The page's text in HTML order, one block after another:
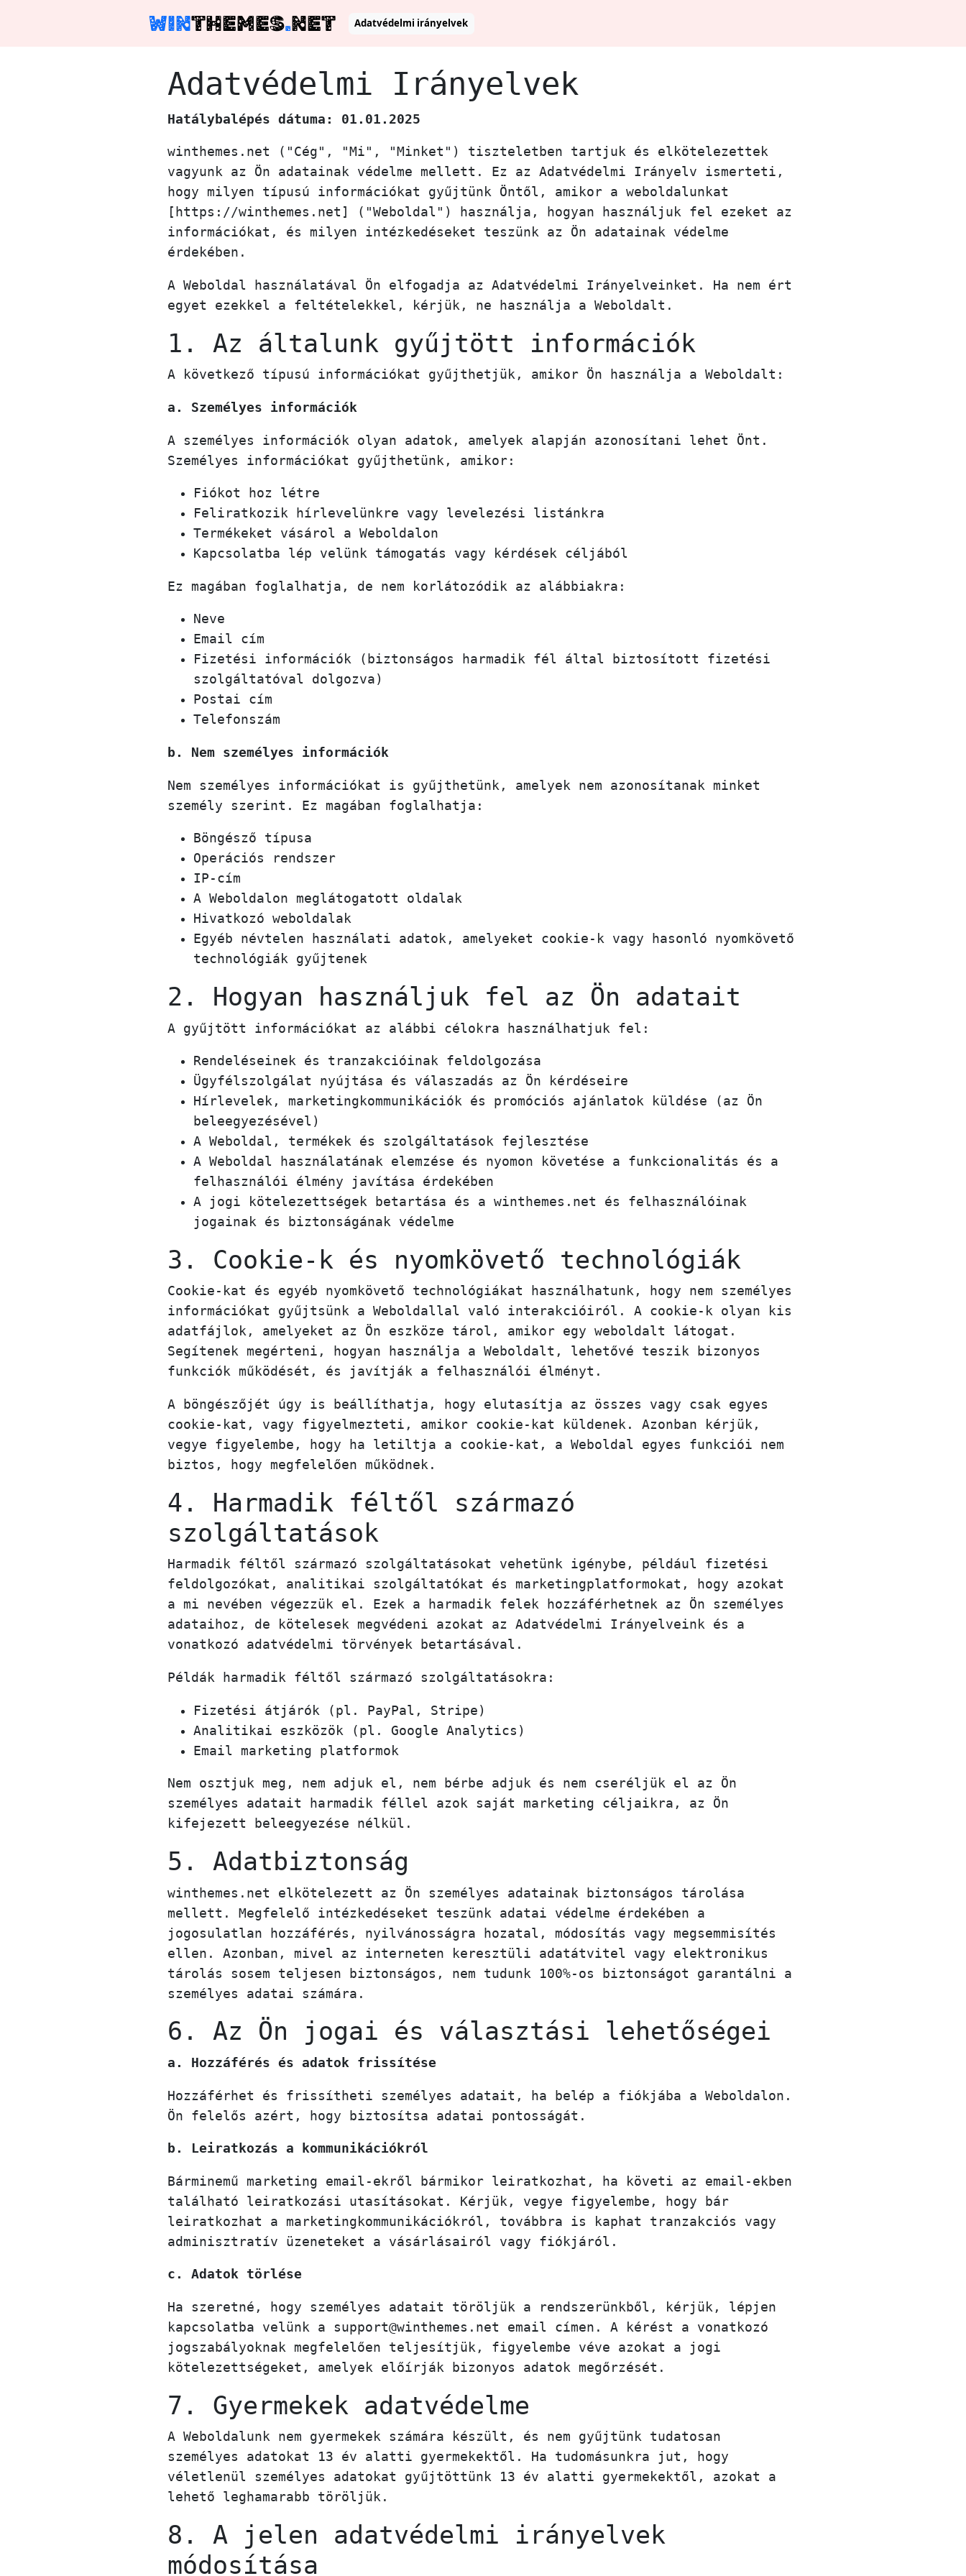
WINTHEMES.NET Adatvédelmi irányelvek
Adatvédelmi Irányelvek
Hatálybalépés dátuma: 01.01.2025
winthemes.net ("Cég", "Mi", "Minket") tiszteletben tartjuk és elkötelezettek
vagyunk az Ön adatainak védelme mellett. Ez az Adatvédelmi Irányelv ismerteti,
hogy milyen típusú információkat gyűjtünk Öntől, amikor a weboldalunkat
[https://winthemes.net] ("Weboldal") használja, hogyan használjuk fel ezeket az
információkat, és milyen intézkedéseket teszünk az Ön adatainak védelme
érdekében.
A Weboldal használatával Ön elfogadja az Adatvédelmi Irányelveinket. Ha nem ért
egyet ezekkel a feltételekkel, kérjük, ne használja a Weboldalt.
1. Az általunk gyűjtött információk
A következő típusú információkat gyűjthetjük, amikor Ön használja a Weboldalt:
a. Személyes információk
A személyes információk olyan adatok, amelyek alapján azonosítani lehet Önt.
Személyes információkat gyűjthetünk, amikor:
Fiókot hoz létre
Feliratkozik hírlevelünkre vagy levelezési listánkra
Termékeket vásárol a Weboldalon
Kapcsolatba lép velünk támogatás vagy kérdések céljából
Ez magában foglalhatja, de nem korlátozódik az alábbiakra:
Neve
Email cím
Fizetési információk (biztonságos harmadik fél által biztosított fizetési
szolgáltatóval dolgozva)
Postai cím
Telefonszám
b. Nem személyes információk
Nem személyes információkat is gyűjthetünk, amelyek nem azonosítanak minket
személy szerint. Ez magában foglalhatja:
Böngésző típusa
Operációs rendszer
IP-cím
A Weboldalon meglátogatott oldalak
Hivatkozó weboldalak
Egyéb névtelen használati adatok, amelyeket cookie-k vagy hasonló nyomkövető
technológiák gyűjtenek
2. Hogyan használjuk fel az Ön adatait
A gyűjtött információkat az alábbi célokra használhatjuk fel:
Rendeléseinek és tranzakcióinak feldolgozása
Ügyfélszolgálat nyújtása és válaszadás az Ön kérdéseire
Hírlevelek, marketingkommunikációk és promóciós ajánlatok küldése (az Ön
beleegyezésével)
A Weboldal, termékek és szolgáltatások fejlesztése
A Weboldal használatának elemzése és nyomon követése a funkcionalitás és a
felhasználói élmény javítása érdekében
A jogi kötelezettségek betartása és a winthemes.net és felhasználóinak
jogainak és biztonságának védelme
3. Cookie-k és nyomkövető technológiák
Cookie-kat és egyéb nyomkövető technológiákat használhatunk, hogy nem személyes
információkat gyűjtsünk a Weboldallal való interakcióiról. A cookie-k olyan kis
adatfájlok, amelyeket az Ön eszköze tárol, amikor egy weboldalt látogat.
Segítenek megérteni, hogyan használja a Weboldalt, lehetővé teszik bizonyos
funkciók működését, és javítják a felhasználói élményt.
A böngészőjét úgy is beállíthatja, hogy elutasítja az összes vagy csak egyes
cookie-kat, vagy figyelmezteti, amikor cookie-kat küldenek. Azonban kérjük,
vegye figyelembe, hogy ha letiltja a cookie-kat, a Weboldal egyes funkciói nem
biztos, hogy megfelelően működnek.
4. Harmadik féltől származó
szolgáltatások
Harmadik féltől származó szolgáltatásokat vehetünk igénybe, például fizetési
feldolgozókat, analitikai szolgáltatókat és marketingplatformokat, hogy azokat
a mi nevében végezzük el. Ezek a harmadik felek hozzáférhetnek az Ön személyes
adataihoz, de kötelesek megvédeni azokat az Adatvédelmi Irányelveink és a
vonatkozó adatvédelmi törvények betartásával.
Példák harmadik féltől származó szolgáltatásokra:
Fizetési átjárók (pl. PayPal, Stripe)
Analitikai eszközök (pl. Google Analytics)
Email marketing platformok
Nem osztjuk meg, nem adjuk el, nem bérbe adjuk és nem cseréljük el az Ön
személyes adatait harmadik féllel azok saját marketing céljaikra, az Ön
kifejezett beleegyezése nélkül.
5. Adatbiztonság
winthemes.net elkötelezett az Ön személyes adatainak biztonságos tárolása
mellett. Megfelelő intézkedéseket teszünk adatai védelme érdekében a
jogosulatlan hozzáférés, nyilvánosságra hozatal, módosítás vagy megsemmisítés
ellen. Azonban, mivel az interneten keresztüli adatátvitel vagy elektronikus
tárolás sosem teljesen biztonságos, nem tudunk 100%-os biztonságot garantálni a
személyes adatai számára.
6. Az Ön jogai és választási lehetőségei
a. Hozzáférés és adatok frissítése
Hozzáférhet és frissítheti személyes adatait, ha belép a fiókjába a Weboldalon.
Ön felelős azért, hogy biztosítsa adatai pontosságát.
b. Leiratkozás a kommunikációkról
Bárminemű marketing email-ekről bármikor leiratkozhat, ha követi az email-ekben
található leiratkozási utasításokat. Kérjük, vegye figyelembe, hogy bár
leiratkozhat a marketingkommunikációkról, továbbra is kaphat tranzakciós vagy
adminisztratív üzeneteket a vásárlásairól vagy fiókjáról.
c. Adatok törlése
Ha szeretné, hogy személyes adatait töröljük a rendszerünkből, kérjük, lépjen
kapcsolatba velünk a support@winthemes.net email címen. A kérést a vonatkozó
jogszabályoknak megfelelően teljesítjük, figyelembe véve azokat a jogi
kötelezettségeket, amelyek előírják bizonyos adatok megőrzését.
7. Gyermekek adatvédelme
A Weboldalunk nem gyermekek számára készült, és nem gyűjtünk tudatosan
személyes adatokat 13 év alatti gyermekektől. Ha tudomásunkra jut, hogy
véletlenül személyes adatokat gyűjtöttünk 13 év alatti gyermekektől, azokat a
lehető leghamarabb töröljük.
8. A jelen adatvédelmi irányelvek
módosítása